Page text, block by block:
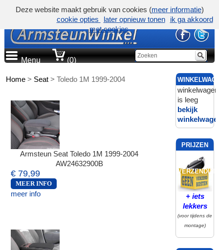
Menu (0)
Home > Seat >Toledo 1M 1999-2004
Armsteun Seat Toledo 1M 1999-2004
AW24632900B
€ 79,99
MEER INFO
meer info
winkelwagen
is leeg
bekijk
PRIJZEN
INCL.
VERZENDING
+ iets
lekkers
(voor tijdens de
montage)
Deze website maakt gebruik van cookies (meer informatie)
cookie opties
later opnieuw tonen
ik ga akkoord
met cookies